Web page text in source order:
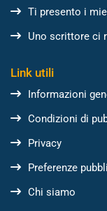
Ti presento i
Uno scrittore ci
Link utili
Informazioni
Condizioni di
Privacy
Preferenze
Chi siamo